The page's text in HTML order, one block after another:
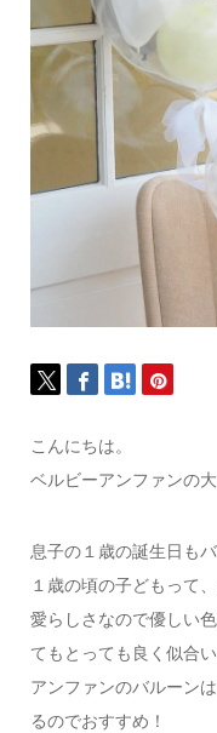
こんにちは。
ベルビーアンファンの大
息子の１歳の誕生日も
１歳の頃の子どもって
愛らしさなので優しい
てもとっても良く似合い
アンファンのバルーン
るのでおすすめ！